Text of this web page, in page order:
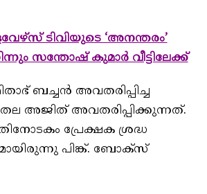
ടിവിയുടെ ‘അനന്തരം’
സന്തോഷ് കുമാര്‍ വീട്ടിലേക്ക്
ബച്ചന്‍ അവതരിപ്പിച്ച
അജിത് അവതരിപ്പിക്കുന്നത്.
പ്രേക്ഷക ശ്രദ്ധ
പിങ്ക്. ബോക്‌സ്